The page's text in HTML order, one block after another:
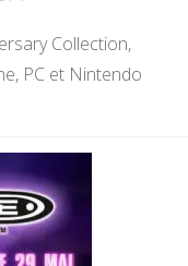
Collection,
PC et Nintendo